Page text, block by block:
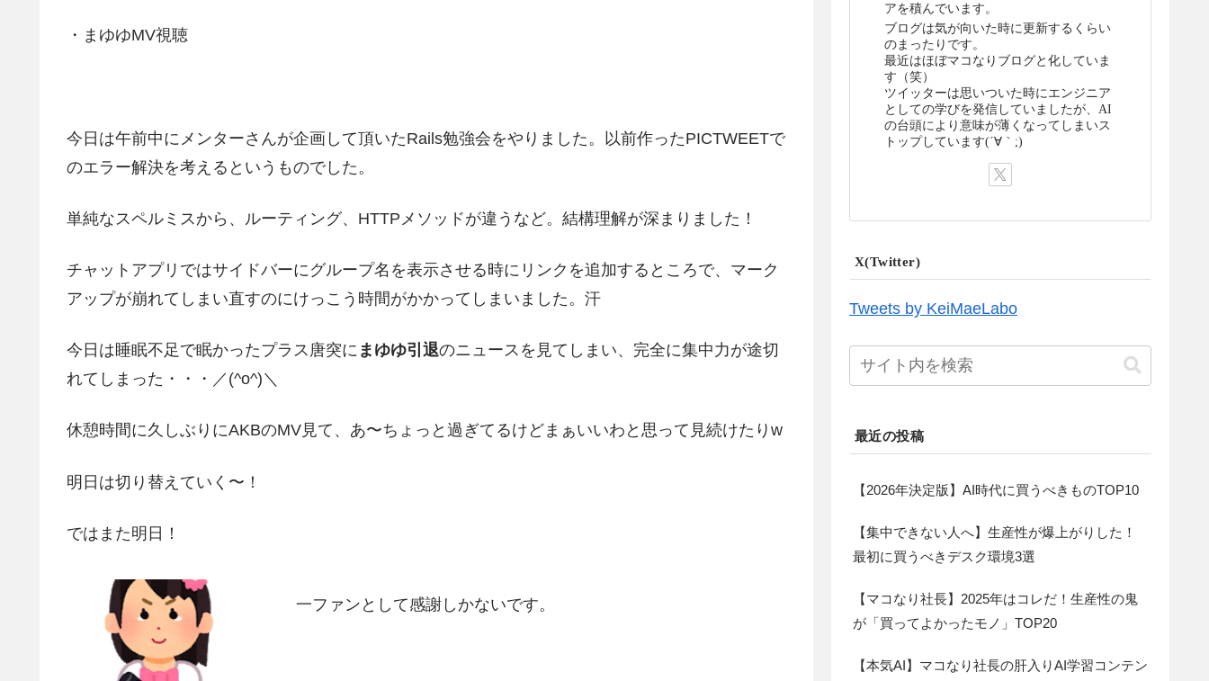
・まゆゆMV視聴
今日は午前中にメンターさんが企画して頂いたRails勉強会をやりました。以前作ったPICTWEETで
のエラー解決を考えるというものでした。
単純なスペルミスから、ルーティング、HTTPメソッドが違うなど。結構理解が深まりました！
チャットアプリではサイドバーにグループ名を表示させる時にリンクを追加するところで、マーク
アップが崩れてしまい直すのにけっこう時間がかかってしまいました。汗
今日は睡眠不足で眠かったプラス唐突に まゆゆ引退のニュースを見てしまい、完全に集中力が途切
れてしまった・・・／(^o^)＼
休憩時間に久しぶりにAKBのMV見て、あ〜ちょっと過ぎてるけどまぁいいわと思って見続けたりw
明日は切り替えていく〜！
ではまた明日！
一ファンとして感謝しかないです。
アを積んでいます。
ブログは気が向いた時に更新するくらい
のまったりです。
最近はほぼマコなりブログと化していま
す（笑）
ツイッターは思いついた時にエンジニア
としての学びを発信していましたが、AI
の台頭により意味が薄くなってしまいス
トップしています(´∀｀;)
X(Twitter)
Tweets by KeiMaeLabo
最近の投稿
【2026年決定版】AI時代に買うべきものTOP10
【集中できない人へ】生産性が爆上がりした！
最初に買うべきデスク環境3選
【マコなり社長】2025年はコレだ！生産性の鬼
が「買ってよかったモノ」TOP20
【本気AI】マコなり社長の肝入りAI学習コンテン